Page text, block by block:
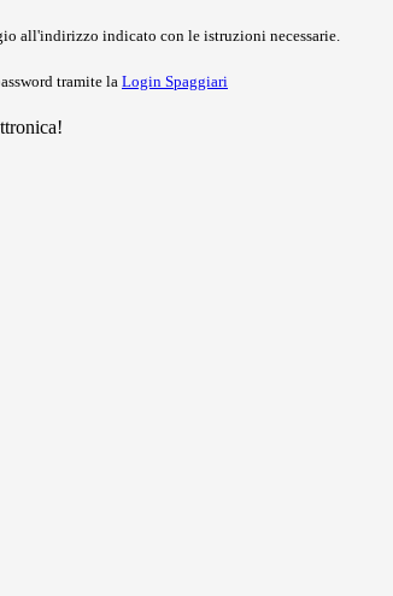
all'indirizzo indicato con le istruzioni necessarie.
tramite la Login Spaggiari